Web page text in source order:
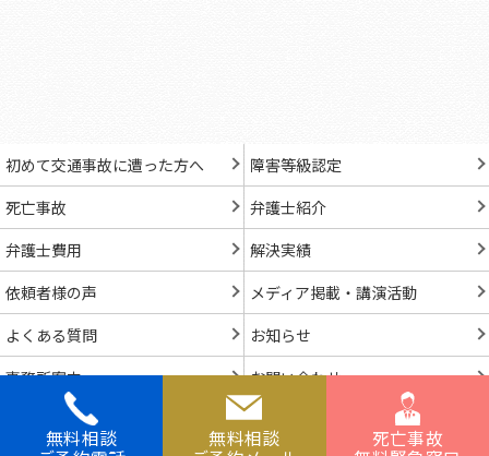
初めて交通事故に遭った方へ
障害等級認定
死亡事故
弁護士紹介
弁護士費用
解決実績
依頼者様の声
メディア掲載・講演活動
よくある質問
お知らせ
事務所案内
お問い合わせ
無料相談 無料相談 死亡事故